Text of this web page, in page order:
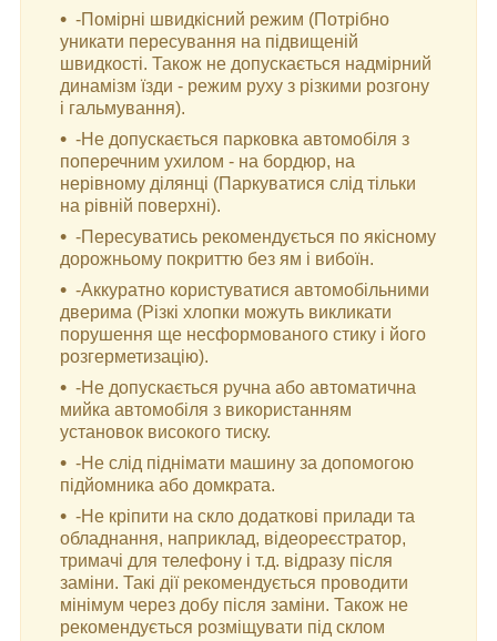
-Помірні швидкісний режим (Потрібно
уникати пересування на підвищеній
швидкості. Також не допускається надмірний
динамізм їзди - режим руху з різкими розгону
і гальмування).
-Не допускається парковка автомобіля з
поперечним ухилом - на бордюр, на
нерівному ділянці (Паркуватися слід тільки
на рівній поверхні).
-Пересуватись рекомендується по якісному
дорожньому покриттю без ям і вибоїн.
-Аккуратно користуватися автомобільними
дверима (Різкі хлопки можуть викликати
порушення ще несформованого стику і його
розгерметизацію).
-Не допускається ручна або автоматична
мийка автомобіля з використанням
установок високого тиску.
-Не слід піднімати машину за допомогою
підйомника або домкрата.
-Не кріпити на скло додаткові прилади та
обладнання, наприклад, відеореєстратор,
тримачі для телефону і т.д. відразу після
заміни. Такі дії рекомендується проводити
мінімум через добу після заміни. Також не
рекомендується розміщувати під склом